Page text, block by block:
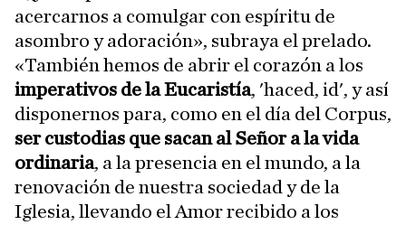
acercarnos a comulgar con espíritu de
asombro y adoración», subraya el prelado.
«También hemos de abrir el corazón a los
imperativos de la Eucaristía, 'haced, id', y así
disponernos para, como en el día del Corpus,
ser custodias que sacan al Señor a la vida
ordinaria, a la presencia en el mundo, a la
renovación de nuestra sociedad y de la
Iglesia, llevando el Amor recibido a los